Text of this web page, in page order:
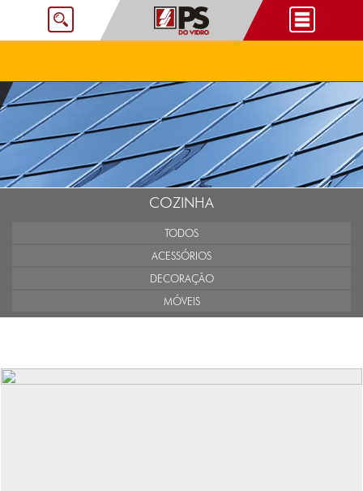
COZINHA
TODOS
ACESSÓRIOS
DECORAÇÃO
MÓVEIS